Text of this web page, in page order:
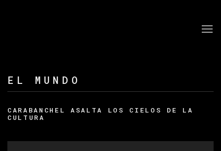
EL MUNDO
CARABANCHEL ASALTA LOS CIELOS DE LA
CULTURA